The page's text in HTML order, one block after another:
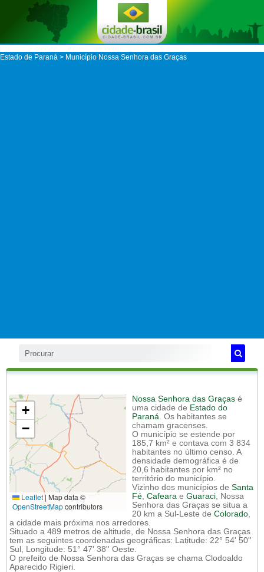
Estado de Paraná > Município Nossa Senhora das Graças
+
−
Leaflet | Map data ©
OpenStreetMapcontributors
Nossa Senhora das Graças é
uma cidade de Estado do
Paraná. Os habitantes se
chamam gracenses.
O município se estende por
185,7 km² e contava com 3 834
habitantes no último censo. A
densidade demográfica é de
20,6 habitantes por km² no
território do município.
Vizinho dos municípios de Santa
Fé, Cafeara e Guaraci, Nossa
Senhora das Graças se situa a
20 km a Sul-Leste de Colorado,
a cidade mais próxima nos arredores.
Situado a 489 metros de altitude, de Nossa Senhora das Graças
tem as seguintes coordenadas geográficas: Latitude: 22° 54' 50''
Sul, Longitude: 51° 47' 38'' Oeste.
O prefeito de Nossa Senhora das Graças se chama Clodoaldo
Aparecido Rigieri.